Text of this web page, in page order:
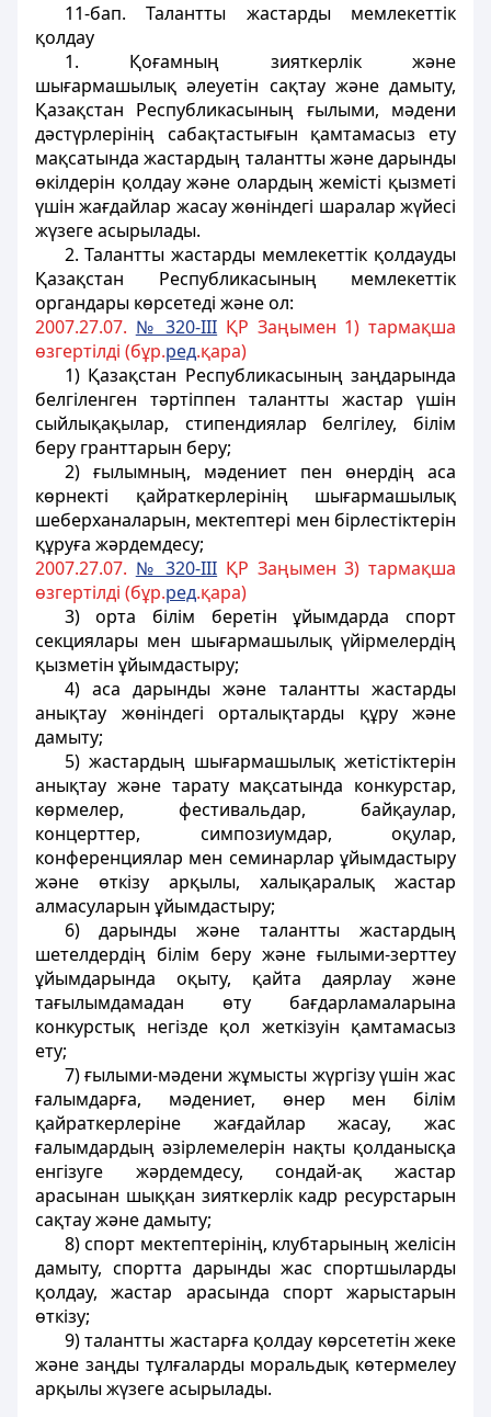
11-бап. Талантты жастарды мемлекеттік
қолдау
1. Қоғамның зияткерлiк және
шығармашылық әлеуетiн сақтау және дамыту,
Қазақстан Республикасының ғылыми, мәдени
дәстүрлерiнiң сабақтастығын қамтамасыз ету
мақсатында жастардың талантты және дарынды
өкiлдерiн қолдау және олардың жемiстi қызметi
үшiн жағдайлар жасау жөнiндегі шаралар жүйесi
жүзеге асырылады.
2. Талантты жастарды мемлекеттік қолдауды
Қазақстан Республикасының мемлекеттік
органдары көрсетедi және ол:
2007.27.07. № 320-III ҚР Заңымен 1) тармақша
өзгертілді (бұр.ред.қара)
1) Қазақстан Республикасының заңдарында
белгiленген тәртiппен талантты жастар үшін
сыйлықақылар, стипендиялар белгiлеу, білім
беру гранттарын беру;
2) ғылымның, мәдениет пен өнердiң аса
көрнектi қайраткерлерiнiң шығармашылық
шеберханаларын, мектептерi мен бiрлестiктерiн
құруға жәрдемдесу;
2007.27.07. № 320-III ҚР Заңымен 3) тармақша
өзгертілді (бұр.ред.қара)
3)орта білім беретін ұйымдардаспорт
секциялары мен шығармашылық үйiрмелердiң
қызметiн ұйымдастыру;
4) аса дарынды және талантты жастарды
анықтау жөнiндегі орталықтарды құру және
дамыту;
5) жастардың шығармашылық жетiстiктерiн
анықтау және тарату мақсатында конкурстар,
көрмелер, фестивальдар, байқаулар,
концерттер, симпозиумдар, оқулар,
конференциялар мен семинарлар ұйымдастыру
және өткізу арқылы, халықаралық жастар
алмасуларын ұйымдастыру;
6) дарынды және талантты жастардың
шетелдердiң білім беру және ғылыми-зерттеу
ұйымдарында оқыту, қайта даярлау және
тағылымдамадан өту бағдарламаларына
конкурстық негiзде қол жеткізуiн қамтамасыз
ету;
7) ғылыми-мәдени жұмысты жүргiзу үшiн жас
ғалымдарға, мәдениет, өнер мен білім
қайраткерлерiне жағдайлар жасау, жас
ғалымдардың әзiрлемелерiн нақты қолданысқа
енгізуге жәрдемдесу, сондай-ақ жастар
арасынан шыққан зияткерлiк кадр ресурстарын
сақтау және дамыту;
8) спорт мектептерiнiң, клубтарының желісін
дамыту, спортта дарынды жас спортшыларды
қолдау, жастар арасында спорт жарыстарын
өткізу;
9) талантты жастарға қолдау көрсететін жеке
және заңды тұлғаларды моральдық көтермелеу
арқылы жүзеге асырылады.